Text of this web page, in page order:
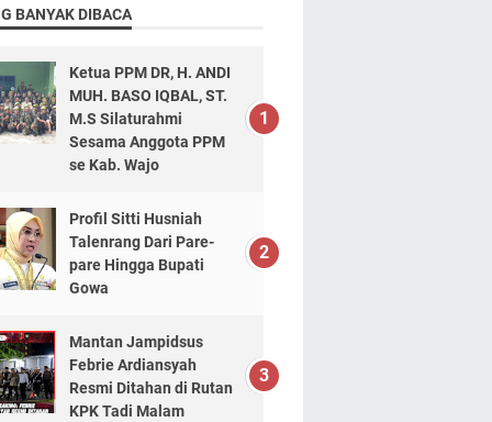
BANYAK DIBACA
Ketua PPM DR, H. ANDI
MUH. BASO IQBAL, ST.
M.S Silaturahmi
Sesama Anggota PPM
se Kab. Wajo
Profil Sitti Husniah
Talenrang Dari Pare-
pare Hingga Bupati
Gowa
Mantan Jampidsus
Febrie Ardiansyah
Resmi Ditahan di Rutan
KPK Tadi Malam